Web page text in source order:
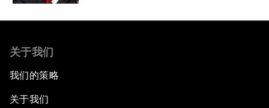
关于我们
我们的策略
关于我们